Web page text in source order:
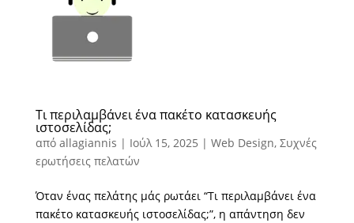
Τι περιλαμβάνει ένα πακέτο κατασκευής
ιστοσελίδας;
από allagiannis | Ιούλ 15, 2025 | Web Design, Συχνές
ερωτήσεις πελατών
Όταν ένας πελάτης μάς ρωτάει “Τι περιλαμβάνει ένα
πακέτο κατασκευής ιστοσελίδας;”, η απάντηση δεν